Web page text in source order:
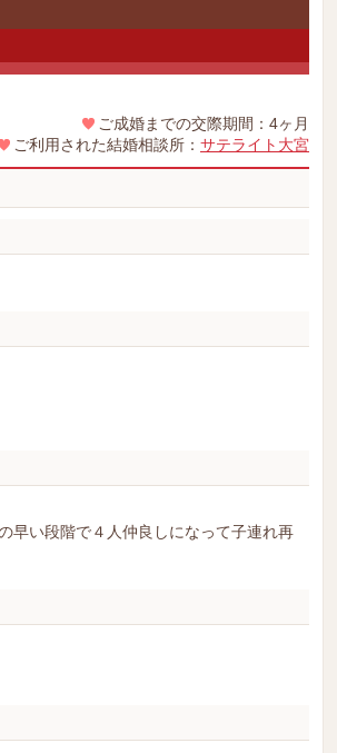
ご成婚までの交際期間：4ヶ月
ご利用された結婚相談所： サテライト大宮
早い段階で４人仲良しになって子連れ再